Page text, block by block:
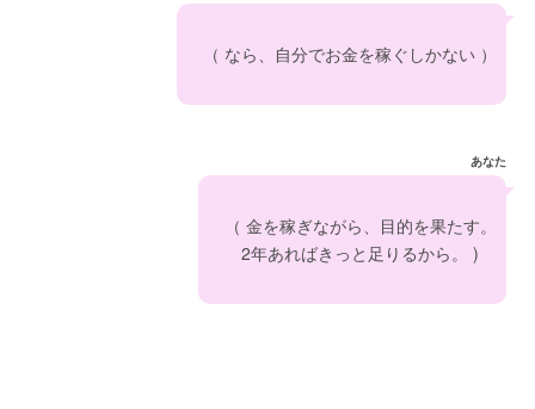
（ なら、自分でお金を稼ぐしかない ）
あなた
（ 金を稼ぎながら、目的を果たす。
2年あればきっと足りるから。 )